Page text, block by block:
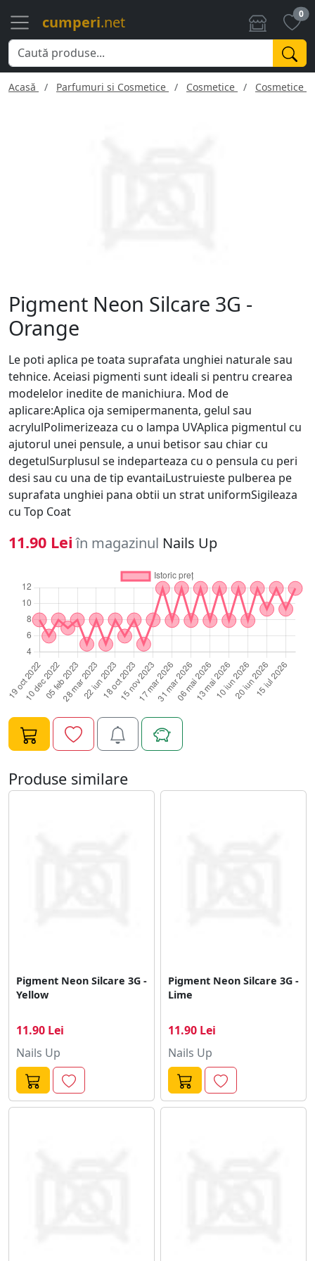
cumperi.net 0
Acasă Parfumuri si Cosmetice Cosmetice Cosmetice
Pigment Neon Silcare 3G -
Orange
Le poti aplica pe toata suprafata unghiei naturale sau
tehnice. Aceiasi pigmenti sunt ideali si pentru crearea
modelelor inedite de manichiura. Mod de
aplicare:Aplica oja semipermanenta, gelul sau
acrylulPolimerizeaza cu o lampa UVAplica pigmentul cu
ajutorul unei pensule, a unui betisor sau chiar cu
degetulSurplusul se indeparteaza cu o pensula cu peri
desi sau cu una de tip evantaiLustruieste pulberea pe
suprafata unghiei pana obtii un strat uniformSigileaza
cu Top Coat
11.90 Lei în magazinul Nails Up
Produse similare
Pigment Neon Silcare 3G -
Yellow
11.90 Lei
Nails Up
Pigment Neon Silcare 3G -
Lime
11.90 Lei
Nails Up